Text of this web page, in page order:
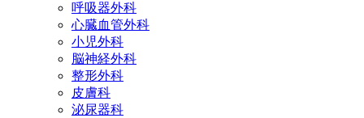
呼吸器外科
心臓血管外科
小児外科
脳神経外科
整形外科
皮膚科
泌尿器科